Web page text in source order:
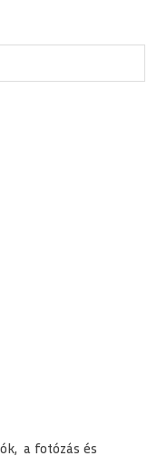
a fotózás és